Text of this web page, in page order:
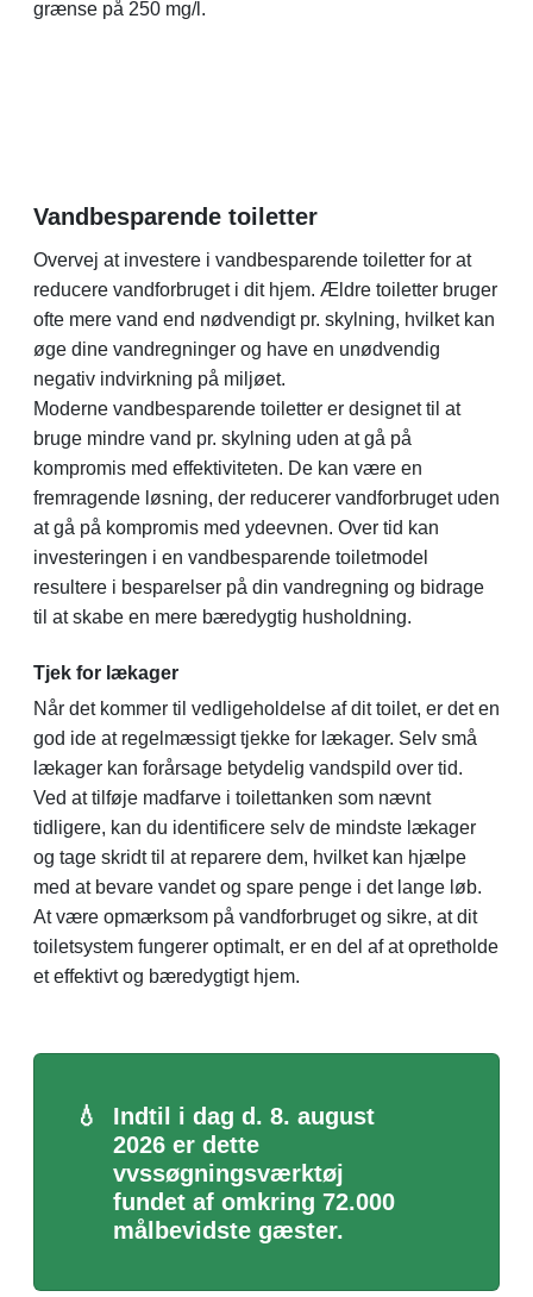
grænse på 250 mg/l.
Vandbesparende toiletter
Overvej at investere i vandbesparende toiletter for at
reducere vandforbruget i dit hjem. Ældre toiletter bruger
ofte mere vand end nødvendigt pr. skylning, hvilket kan
øge dine vandregninger og have en unødvendig
negativ indvirkning på miljøet.
Moderne vandbesparende toiletter er designet til at
bruge mindre vand pr. skylning uden at gå på
kompromis med effektiviteten. De kan være en
fremragende løsning, der reducerer vandforbruget uden
at gå på kompromis med ydeevnen. Over tid kan
investeringen i en vandbesparende toiletmodel
resultere i besparelser på din vandregning og bidrage
til at skabe en mere bæredygtig husholdning.
Tjek for lækager
Når det kommer til vedligeholdelse af dit toilet, er det en
god ide at regelmæssigt tjekke for lækager. Selv små
lækager kan forårsage betydelig vandspild over tid.
Ved at tilføje madfarve i toilettanken som nævnt
tidligere, kan du identificere selv de mindste lækager
og tage skridt til at reparere dem, hvilket kan hjælpe
med at bevare vandet og spare penge i det lange løb.
At være opmærksom på vandforbruget og sikre, at dit
toiletsystem fungerer optimalt, er en del af at opretholde
et effektivt og bæredygtigt hjem.
💧 Indtil i dag d. 8. august
2026 er dette
vvssøgningsværktøj
fundet af omkring 72.000
målbevidste gæster.